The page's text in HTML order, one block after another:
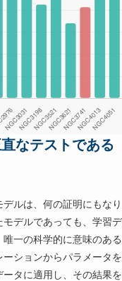
なテストである
ルは、何の証明にもなり
デルであっても、学習デ
一の科学的に意味のある
ションからパラメータを
タに適用し、その結果を